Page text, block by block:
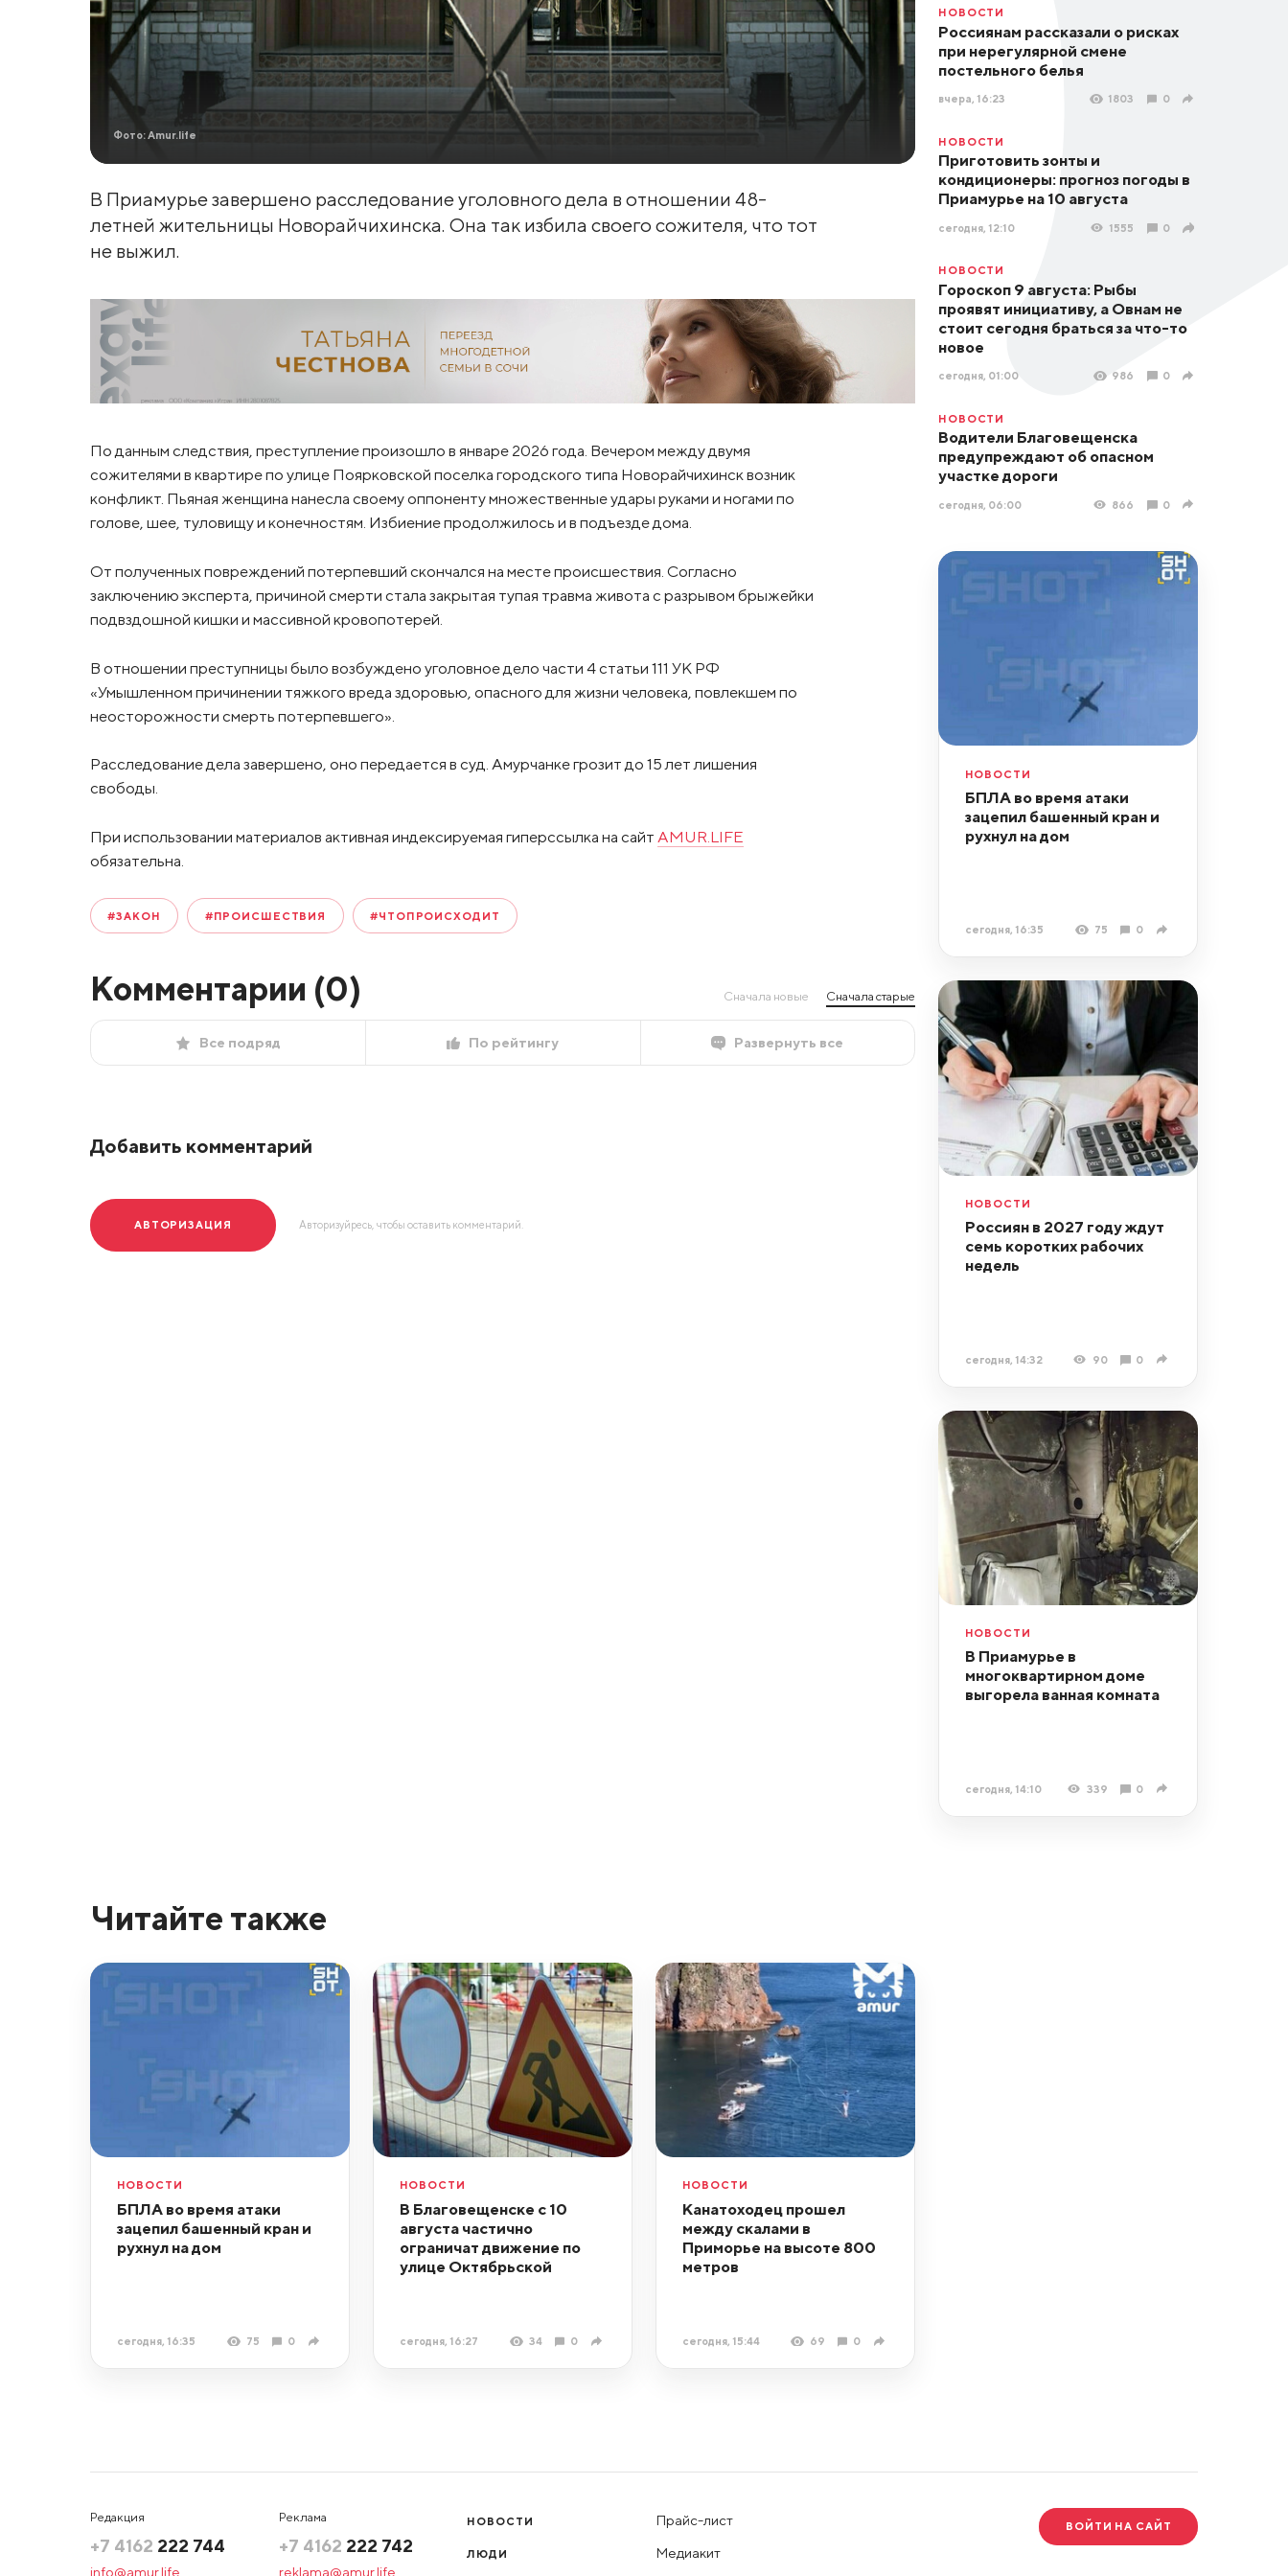
Фото: Amur.life
В Приамурье завершено расследование уголовного дела в отношении 48-
летней жительницы Новорайчихинска. Она так избила своего сожителя, что тот
не выжил.
По данным следствия, преступление произошло в январе 2026 года. Вечером между двумя
сожителями в квартире по улице Поярковской поселка городского типа Новорайчихинск возник
конфликт. Пьяная женщина нанесла своему оппоненту множественные удары руками и ногами по
голове, шее, туловищу и конечностям. Избиение продолжилось и в подъезде дома.
От полученных повреждений потерпевший скончался на месте происшествия. Согласно
заключению эксперта, причиной смерти стала закрытая тупая травма живота с разрывом брыжейки
подвздошной кишки и массивной кровопотерей.
В отношении преступницы было возбуждено уголовное дело части 4 статьи 111 УК РФ
«Умышленном причинении тяжкого вреда здоровью, опасного для жизни человека, повлекшем по
неосторожности смерть потерпевшего».
Расследование дела завершено, оно передается в суд. Амурчанке грозит до 15 лет лишения
свободы.
При использовании материалов активная индексируемая гиперссылка на сайт AMUR.LIFE
обязательна.
#ЗАКОН #ПРОИСШЕСТВИЯ #ЧТОПРОИСХОДИТ
Комментарии (0) Сначала новые Сначала старые
Все подряд По рейтингу Развернуть все
Добавить комментарий
АВТОРИЗАЦИЯ Авторизуйресь, чтобы оставить комментарий.
НОВОСТИ
Россиянам рассказали о рисках
при нерегулярной смене
постельного белья
вчера, 16:23 1803 0
НОВОСТИ
Приготовить зонты и
кондиционеры: прогноз погоды в
Приамурье на 10 августа
сегодня, 12:10 1555 0
НОВОСТИ
Гороскоп 9 августа: Рыбы
проявят инициативу, а Овнам не
стоит сегодня браться за что-то
новое
сегодня, 01:00 986 0
НОВОСТИ
Водители Благовещенска
предупреждают об опасном
участке дороги
сегодня, 06:00 866 0
НОВОСТИ
БПЛА во время атаки
зацепил башенный кран и
рухнул на дом
сегодня, 16:35 75 0
НОВОСТИ
Россиян в 2027 году ждут
семь коротких рабочих
недель
сегодня, 14:32 90 0
НОВОСТИ
В Приамурье в
многоквартирном доме
выгорела ванная комната
сегодня, 14:10 339 0
Читайте также
НОВОСТИ
БПЛА во время атаки
зацепил башенный кран и
рухнул на дом
сегодня, 16:35 75 0
НОВОСТИ
В Благовещенске с 10
августа частично
ограничат движение по
улице Октябрьской
сегодня, 16:27 34 0
НОВОСТИ
Канатоходец прошел
между скалами в
Приморье на высоте 800
метров
сегодня, 15:44 69 0
Редакция
+7 4162 222 744
info@amur.life
Реклама
+7 4162 222 742
reklama@amur.life
НОВОСТИ
ЛЮДИ
Прайс-лист
Медиакит
ВОЙТИ НА САЙТ